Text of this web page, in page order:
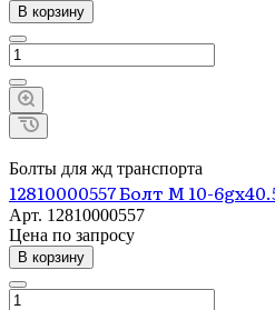
В корзину
Болты для жд транспорта
12810000557 Болт М 10-
Арт. 12810000557
Цена по запросу
В корзину